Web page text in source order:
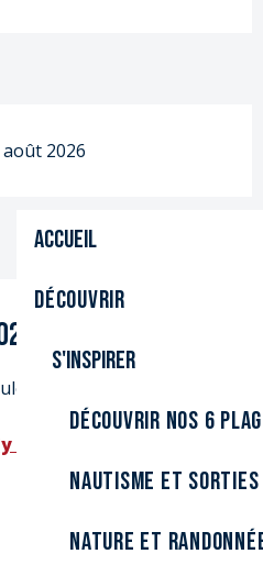
Accueil
Découvrir
S'inspirer
Découvrir nos 6
Nautisme et sorties
Nature et
2026
- 40 ans déjà !
Rue de Dunkerque,
rendre